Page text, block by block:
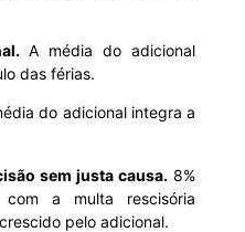
A média do adicional
das férias.
do adicional integra a
sem justa causa.8%
a multa rescisória
pelo adicional.